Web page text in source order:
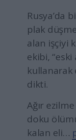
Rusya’da
plak
alan işçiyi
ekibi,
kullanarak
dikti.
Ağır
doku
kalan eli…